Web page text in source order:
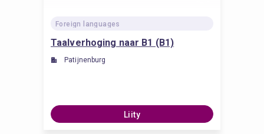
Foreign languages
Taalverhoging naar B1 (B1)
Patijnenburg
Liity